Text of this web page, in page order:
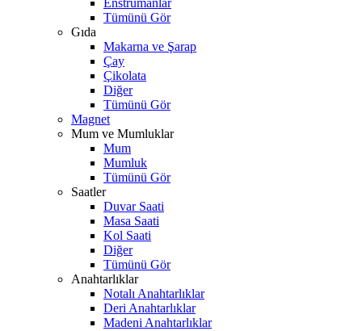
Enstrümanlar
Tümünü Gör
Gıda
Makarna ve Şarap
Çay
Çikolata
Diğer
Tümünü Gör
Magnet
Mum ve Mumluklar
Mum
Mumluk
Tümünü Gör
Saatler
Duvar Saati
Masa Saati
Kol Saati
Diğer
Tümünü Gör
Anahtarlıklar
Notalı Anahtarlıklar
Deri Anahtarlıklar
Madeni Anahtarlıklar